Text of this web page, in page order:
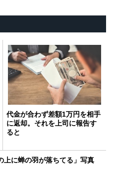
代金が合わず差額1万円を相手
に返却。それを上司に報告す
ると
上に蝉の羽が落ちてる」写真